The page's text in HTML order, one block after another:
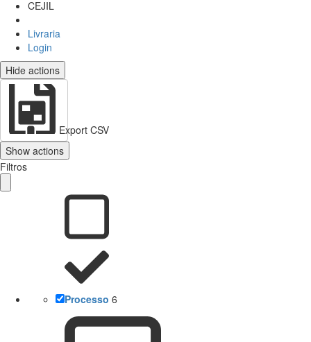
CEJIL
Livraria
Login
Hide actions
Export CSV
Show actions
Filtros
Processo 6